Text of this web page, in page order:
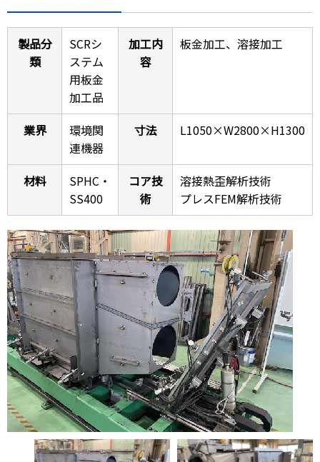
製品分
類
SCRシ
ステム
用板金
加工品
加工内
容
板金加工、溶接加工
業界
環境関
連機器
寸法 L1050×W2800×H1300
材料
SPHC・
SS400
コア技
術
溶接熱歪解析技術
プレスFEM解析技術